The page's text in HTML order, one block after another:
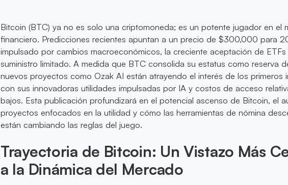
Bitcoin (BTC) ya no es solo una criptomoneda; es un potente jugador en el
financiero. Predicciones recientes apuntan a un precio de $300,000 para
impulsado por cambios macroeconómicos, la creciente aceptación de ETFs
suministro limitado. A medida que BTC consolida su estatus como reserva
nuevos proyectos como Ozak AI están atrayendo el interés de los primeros
con sus innovadoras utilidades impulsadas por IA y costos de acceso
bajos. Esta publicación profundizará en el potencial ascenso de Bitcoin, el
proyectos enfocados en la utilidad y cómo las herramientas de nómina
están cambiando las reglas del juego.
Trayectoria de Bitcoin: Un Vistazo Más
a la Dinámica del Mercado